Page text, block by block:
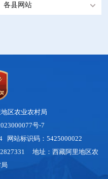
各县网站
区农业农村局
号-7
网站标识码：5425000022
2827331 地址：西藏阿里地区农